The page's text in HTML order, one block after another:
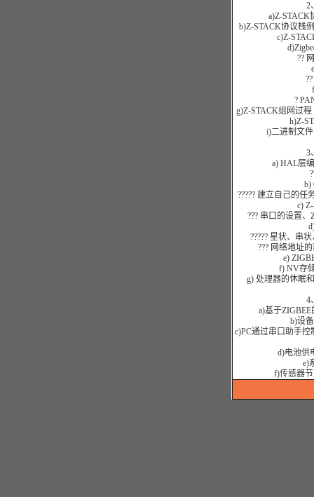
2
a)Z-STACK
b)Z-STACK协议栈
c)Z-
??
?
g)Z-STACK组网过
h)Z-
i)二进制文
3
a) HAL层
b)
????? 建立自己的
c)
??? 串口的设置
????? 星状、串
??? 网络地址
e)
f) NV存
g) 处理器的休眠
4
a)基于
b)设
c)PC通过串口助手
d)电池供
e)
f)传感器